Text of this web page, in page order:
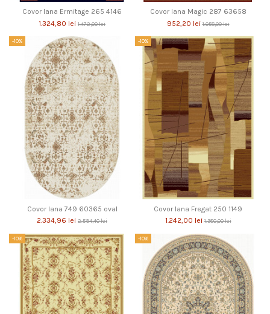
Covor lana Ermitage 265 4146
1.324,80 lei 1.472,00 lei
Covor lana Magic 287 63658
952,20 lei 1.058,00 lei
-10%
Covor lana 749 60365 oval
2.334,96 lei 2.594,40 lei
-10%
Covor lana Fregat 250 1149
1.242,00 lei 1.380,00 lei
-10% -10%